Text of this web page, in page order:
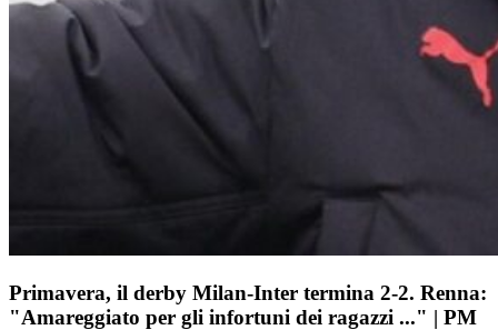
Primavera, il derby Milan-Inter termina 2-2. Renna:
"Amareggiato per gli infortuni dei ragazzi ..." | PM